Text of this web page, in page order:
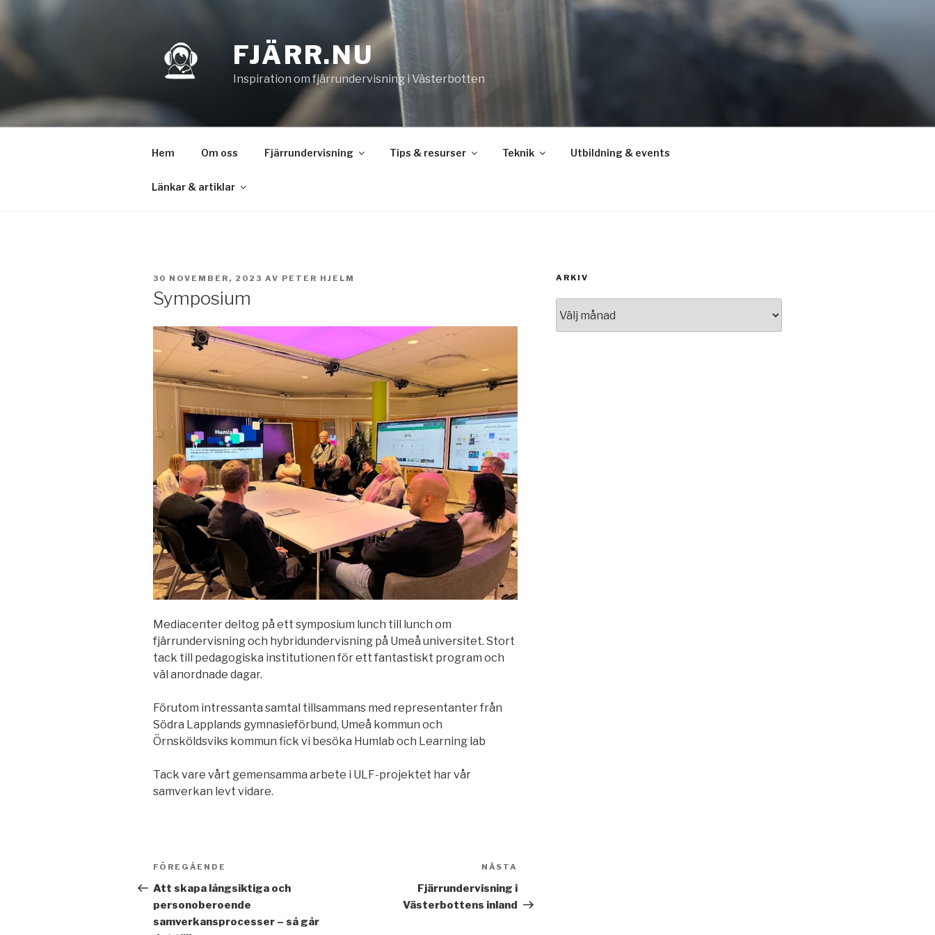
FJÄRR.NU
Inspiration om fjärrundervisning i Västerbotten
Hem Om oss Fjärrundervisning Tips & resurser Teknik Utbildning & events
Länkar & artiklar
PUBLICERAT
30 NOVEMBER, 2023 AV PETER HJELM
Symposium
Mediacenter deltog på ett symposium lunch till lunch om
fjärrundervisning och hybridundervisning på Umeå universitet. Stort
tack till pedagogiska institutionen för ett fantastiskt program och
väl anordnade dagar.
Förutom intressanta samtal tillsammans med representanter från
Södra Lapplands gymnasieförbund, Umeå kommun och
Örnsköldsviks kommun fick vi besöka Humlab och Learning lab
Tack vare vårt gemensamma arbete i ULF-projektet har vår
samverkan levt vidare.
Inläggsnavigering
Föregående
inlägg
FÖREGÅENDE
Att skapa långsiktiga och
personoberoende
samverkansprocesser – så går
inlägg
NÄSTA
Fjärrundervisning i
Västerbottens inland
ARKIV